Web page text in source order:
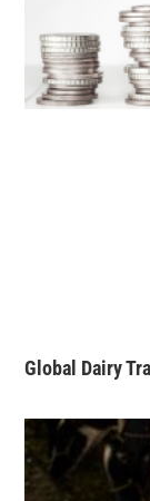
Global Dairy